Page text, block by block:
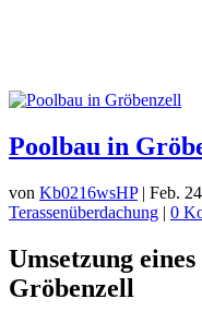
Poolbau in
von Kb0216wsHP| Feb.
Terassenüberdachung | 0
Umsetzung
Gröbenzell